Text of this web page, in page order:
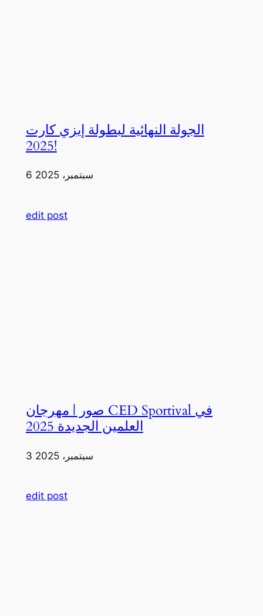
الجولة النهائية لبطولة إيزي كارت
2025!
6 سبتمبر، 2025
edit post
صور | مهرجان CED Sportival في
العلمين الجديدة 2025
3 سبتمبر، 2025
edit post